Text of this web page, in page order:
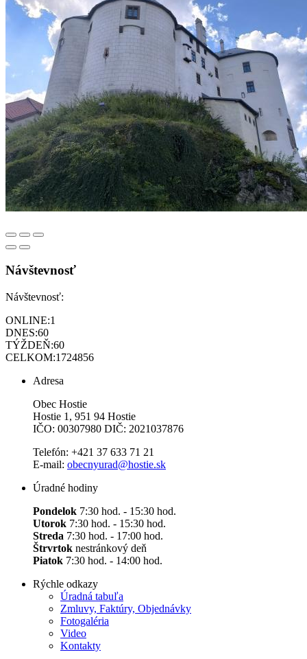
Návštevnosť
Návštevnosť:
ONLINE:1
DNES:60
TÝŽDEŇ:60
CELKOM:1724856
Adresa
Obec Hostie
Hostie 1, 951 94 Hostie
IČO: 00307980 DIČ: 2021037876
Telefón: +421 37 633 71 21
E-mail: obecnyurad@hostie.sk
Úradné hodiny
Pondelok 7:30 hod. - 15:30 hod.
Utorok 7:30 hod. - 15:30 hod.
Streda 7:30 hod. - 17:00 hod.
Štrvrtok nestránkový deň
Piatok 7:30 hod. - 14:00 hod.
Rýchle odkazy
Úradná tabuľa
Zmluvy, Faktúry, Objednávky
Fotogaléria
Video
Kontakty